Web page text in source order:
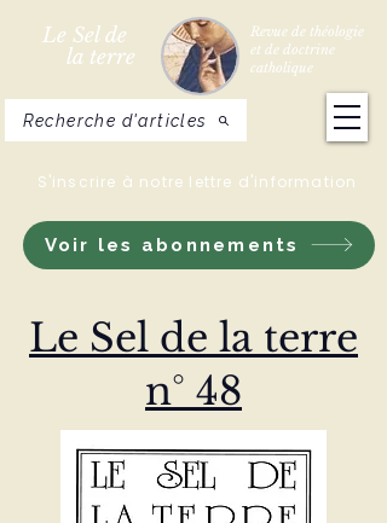
Le Sel de
la terre
Revue de théologie
et de doctrine
catholique
Voir les abonnements
S'inscrire à notre lettre d'information
Recherche d'articles
Le Sel de la terre
n° 48